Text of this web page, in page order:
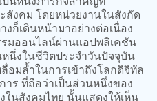
สังคม โดยหน่วยงานในสังกัด
งก็เดินหน้ามาอย่างต่อเนื่อง
รมออนไลน์ผ่านแอปพลิเคชัน
นึ่งในชีวิตประจำวันปัจจุบัน
อมล้ำในการเข้าถึงโลกดิจิทัล
ร ที่ถือว่าเป็นส่วนหนึ่งของ
นสังคมไทย นั้นแสดงให้เห็น